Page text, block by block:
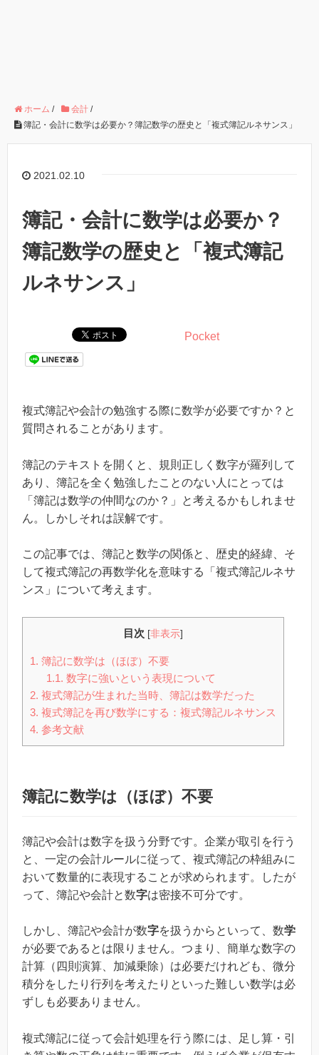
ホーム / 会計 /
簿記・会計に数学は必要か？簿記数学の歴史と「複式簿記ルネサンス」
2021.02.10
簿記・会計に数学は必要か？
簿記数学の歴史と「複式簿記
ルネサンス」
Pocket
複式簿記や会計の勉強する際に数学が必要ですか？と
質問されることがあります。
簿記のテキストを開くと、規則正しく数字が羅列して
あり、簿記を全く勉強したことのない人にとっては
「簿記は数学の仲間なのか？」と考えるかもしれませ
ん。しかしそれは誤解です。
この記事では、簿記と数学の関係と、歴史的経緯、そ
して複式簿記の再数学化を意味する「複式簿記ルネサ
ンス」について考えます。
目次 [非表示]
1. 簿記に数学は（ほぼ）不要
1.1. 数字に強いという表現について
2. 複式簿記が生まれた当時、簿記は数学だった
3. 複式簿記を再び数学にする：複式簿記ルネサンス
4. 参考文献
簿記に数学は（ほぼ）不要
簿記や会計は数字を扱う分野です。企業が取引を行う
と、一定の会計ルールに従って、複式簿記の枠組みに
おいて数量的に表現することが求められます。したが
って、簿記や会計と数字は密接不可分です。
しかし、簿記や会計が数字を扱うからといって、数学
が必要であるとは限りません。つまり、簡単な数字の
計算（四則演算、加減乗除）は必要だけれども、微分
積分をしたり行列を考えたりといった難しい数学は必
ずしも必要ありません。
複式簿記に従って会計処理を行う際には、足し算・引